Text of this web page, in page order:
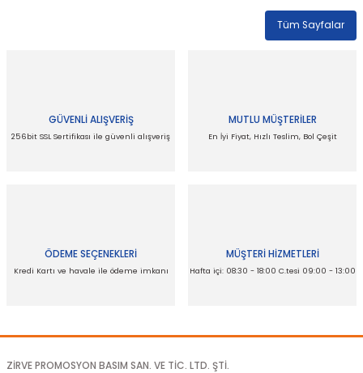
Tüm Sayfalar
GÜVENLİ ALIŞVERİŞ
256bit SSL Sertifikası ile güvenli alışveriş
MUTLU MÜŞTERİLER
En İyi Fiyat, Hızlı Teslim, Bol Çeşit
ÖDEME SEÇENEKLERİ
Kredi Kartı ve havale ile ödeme imkanı
MÜŞTERİ HİZMETLERİ
Hafta içi: 08:30 - 18:00 C.tesi 09:00 - 13:00
ZİRVE PROMOSYON BASIM SAN. VE TİC. LTD. ŞTİ.